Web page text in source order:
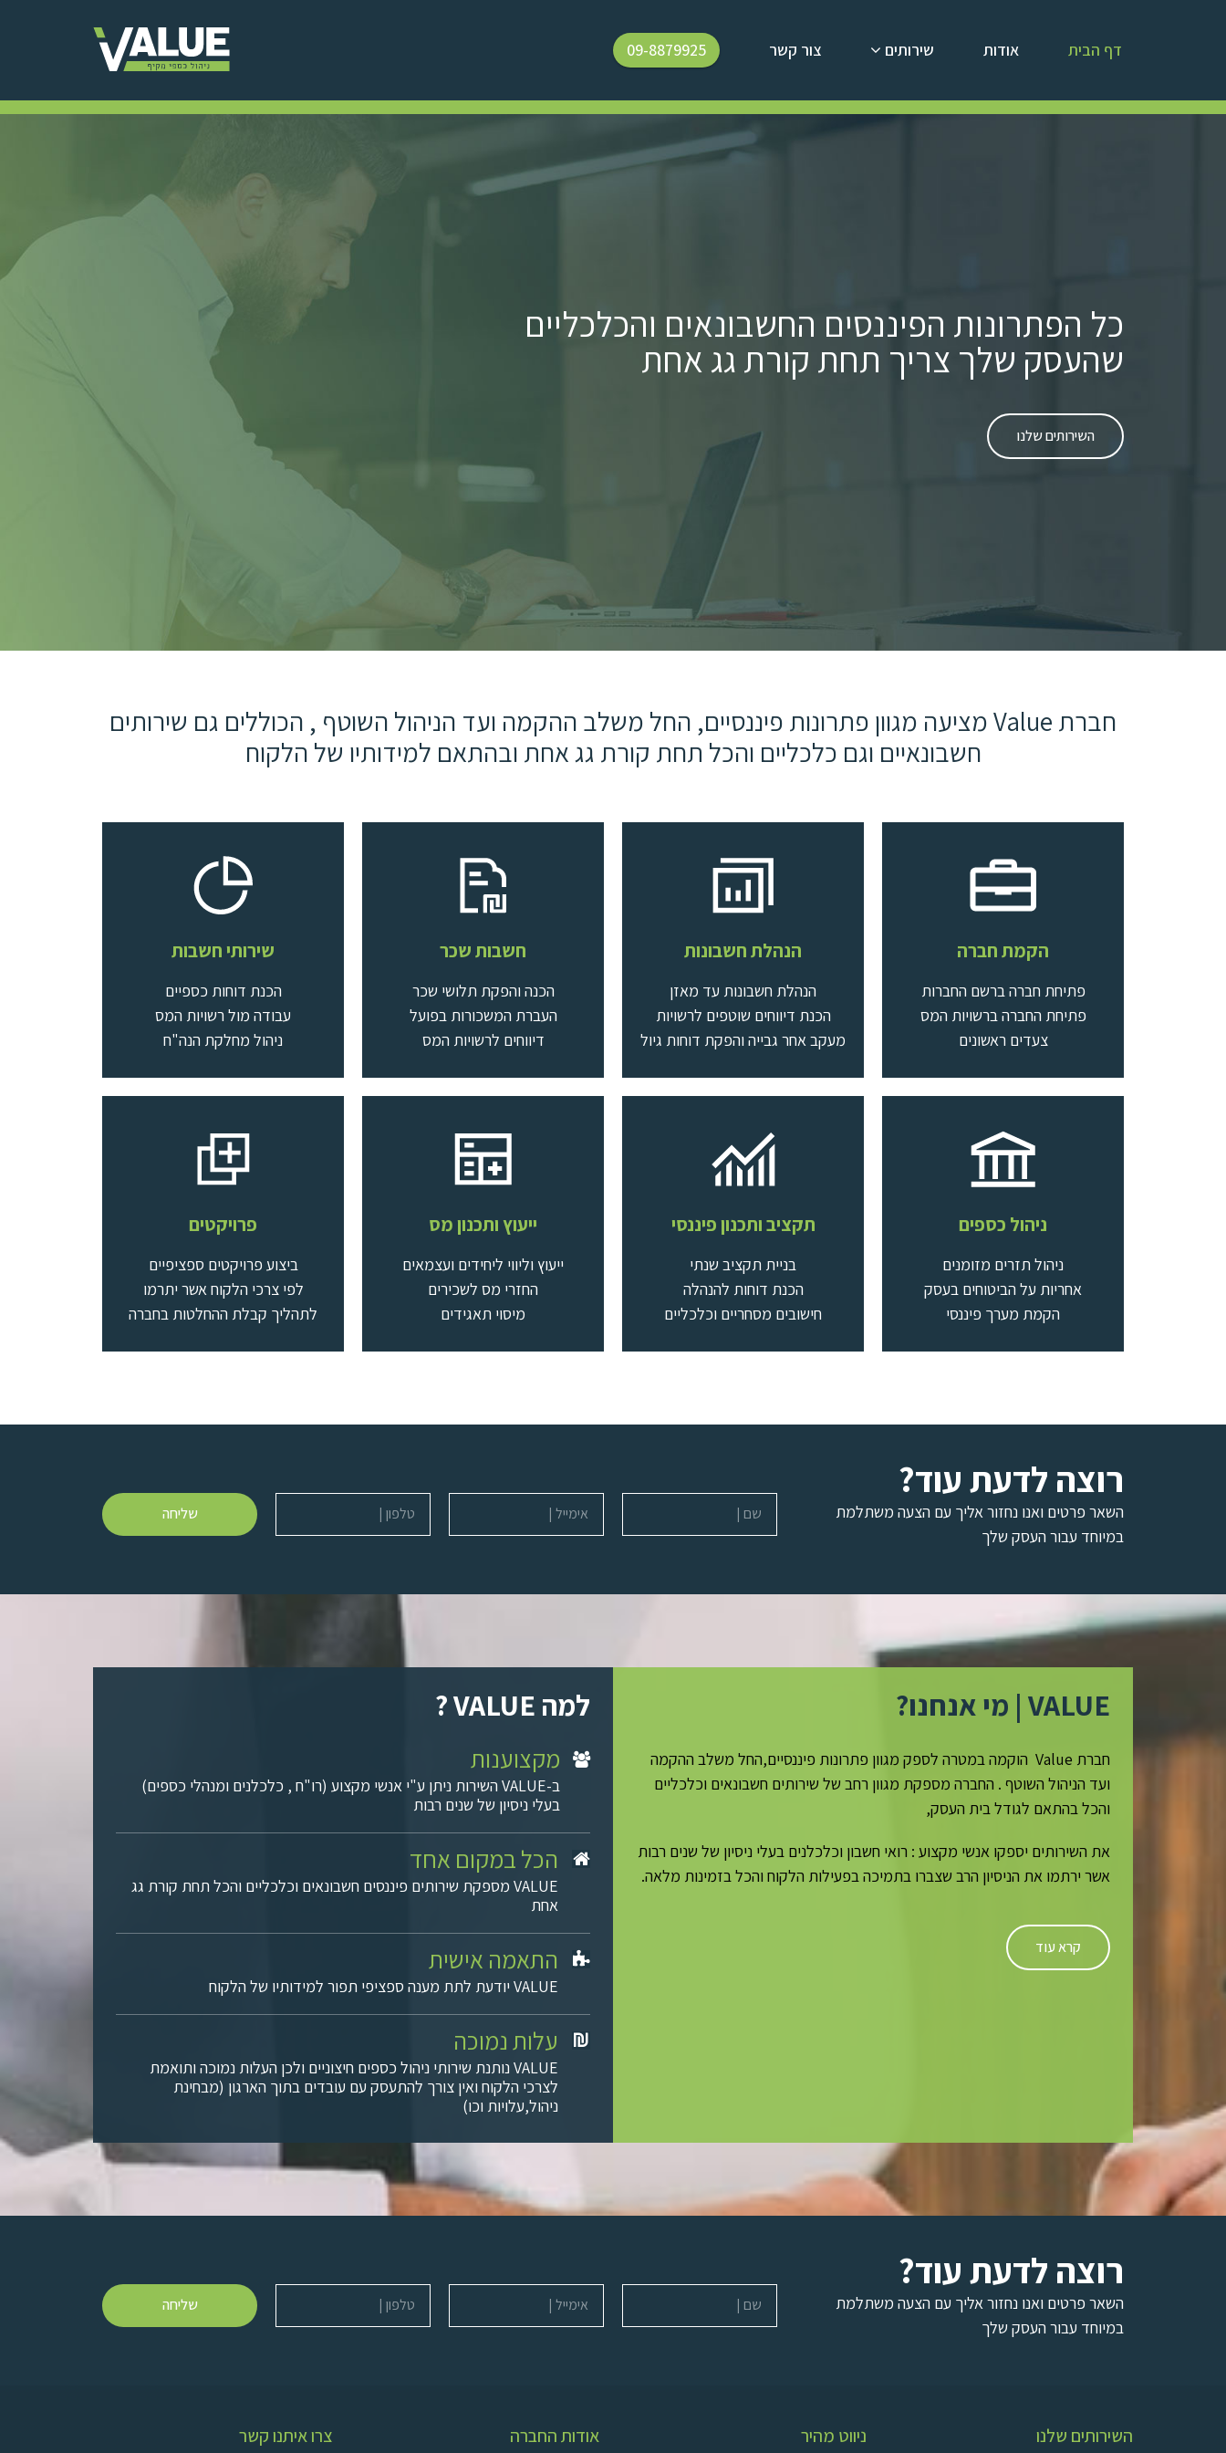
דף הבית אודות שירותים צור קשר 09-8879925
כל הפתרונות הפיננסים החשבונאים והכלכליים
שהעסק שלך צריך תחת קורת גג אחת
השירותים שלנו
חברת Value מציעה מגוון פתרונות פיננסיים, החל משלב ההקמה ועד הניהול השוטף , הכוללים גם שירותים
חשבונאיים וגם כלכליים והכל תחת קורת גג אחת ובהתאם למידותיו של הלקוח
הקמת חברה
פתיחת חברה ברשם החברות
פתיחת החברה ברשויות המס
צעדים ראשונים
כל שירותי הקמת חברה הנהלת חשבונות
הנהלת חשבונות עד מאזן
הכנת דיווחים שוטפים לרשויות
מעקב אחר גבייה והפקת דוחות גיול
כל שירותי הנהלת חשבונות חשבות שכר
הכנה והפקת תלושי שכר
העברת המשכורות בפועל
דיווחים לרשויות המס
כל שירותי חשבות שכר שירותי חשבות
הכנת דוחות כספיים
עבודה מול רשויות המס
ניהול מחלקת הנה"ח
כל שירותי חשבות
ניהול כספים
ניהול תזרים מזומנים
אחריות על הביטוחים בעסק
הקמת מערך פיננסי
כל שירותי ניהול כספים תקציב ותכנון פיננסי
בניית תקציב שנתי
הכנת דוחות להנהלה
חישובים מסחריים וכלכליים
כל שירותי תקציב וניהול פיננסי ייעוץ ותכנון מס
ייעוץ וליווי ליחידים ועצמאים
החזרי מס לשכירים
מיסוי תאגידים
כל שירותי ייעוץ ותכנון מס פרויקטים
ביצוע פרויקטים ספציפיים
לפי צרכי הלקוח אשר יתרמו
לתהליך קבלת ההחלטות בחברה
כל שירותי פרויקטים
רוצה לדעת עוד?
השאר פרטים ואנו נחזור אליך עם הצעה משתלמת
במיוחד עבור העסק שלך
אימייל טלפון
שליחה
VALUE | מי אנחנו?
חברת Value הוקמה במטרה לספק מגוון פתרונות פיננסיים,החל משלב ההקמה
ועד הניהול השוטף . החברה מספקת מגוון רחב של שירותים חשבונאים וכלכליים
והכל בהתאם לגודל בית העסק,
את השירותים יספקו אנשי מקצוע : רואי חשבון וכלכלנים בעלי ניסיון של שנים רבות
אשר ירתמו את הניסיון הרב שצברו בתמיכה בפעילות הלקוח והכל בזמינות מלאה.
קרא עוד
למה VALUE ?
מקצוענות
ב-VALUE השירות ניתן ע"י אנשי מקצוע (רו"ח , כלכלנים ומנהלי כספים)
בעלי ניסיון של שנים רבות
הכל במקום אחד
VALUE מספקת שירותים פיננסים חשבונאים וכלכליים והכל תחת קורת גג
אחת
התאמה אישית
VALUE יודעת לתת מענה ספציפי תפור למידותיו של הלקוח
עלות נמוכה
VALUE נותנת שירותי ניהול כספים חיצוניים ולכן העלות נמוכה ותואמת
לצרכי הלקוח ואין צורך להתעסק עם עובדים בתוך הארגון (מבחינת
ניהול,עלויות וכו)
רוצה לדעת עוד?
השאר פרטים ואנו נחזור אליך עם הצעה משתלמת
במיוחד עבור העסק שלך
אימייל טלפון
שליחה
השירותים שלנו ניווט מהיר אודות החברה צרו איתנו קשר